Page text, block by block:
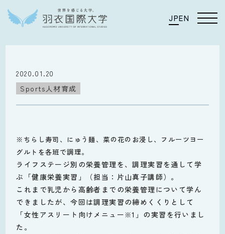
JPEN
2020.01.20
Sports人材育成
※ちらし寿司、にゅう麺、菜の花のお浸し、フルーツヨー
グルトを各班で調理。
ライフステージ別の栄養管理を、調理実習を通して学
ぶ「健康栄養実習」（担当：片山真子講師）。
これまで乳児から高齢者までの栄養管理について学ん
できましたが、今回は調理実習の締めくくりとして
「女性アスリート向けメニュー ※1 」の実習を行いまし
た。